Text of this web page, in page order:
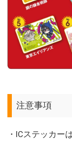
注意事項
・ICステッカー